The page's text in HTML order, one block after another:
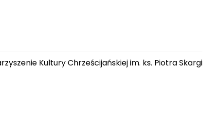
Kultury Chrześcijańskiej im. ks. Piotra Skargi